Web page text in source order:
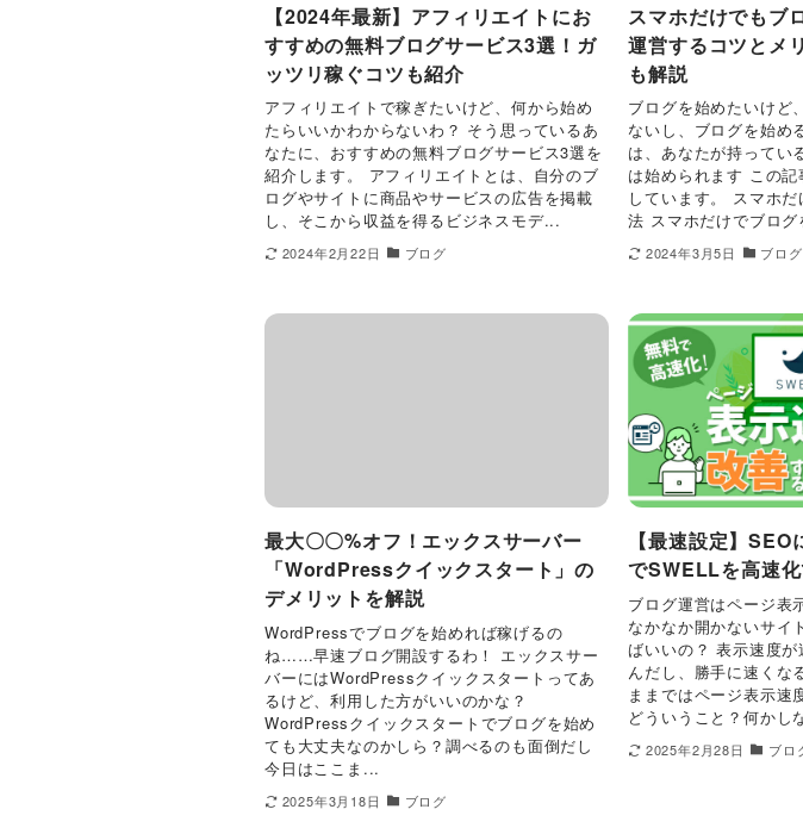
【2024年最新】アフィリエイトにお
すすめの無料ブログサービス3選！ガ
ッツリ稼ぐコツも紹介
アフィリエイトで稼ぎたいけど、何から始め
たらいいかわからないわ？ そう思っているあ
なたに、おすすめの無料ブログサービス3選を
紹介します。 アフィリエイトとは、自分のブ
ログやサイトに商品やサービスの広告を掲載
し、そこから収益を得るビジネスモデ...
2024年2月22日 ブログ
スマホだけでもブ
運営するコツとメ
も解説
ブログを始めたいけど
ないし、ブログを始
は、あなたが持ってい
は始められます この
しています。 スマホ
法 スマホだけでブロ
2024年3月5日 ブログ
最大〇〇%オフ！エックスサーバー
「WordPressクイックスタート」の
デメリットを解説
WordPressでブログを始めれば稼げるの
ね……早速ブログ開設するわ！ エックスサー
バーにはWordPressクイックスタートってあ
るけど、利用した方がいいのかな？
WordPressクイックスタートでブログを始め
ても大丈夫なのかしら？調べるのも面倒だし
今日はここま...
2025年3月18日 ブログ
【最速設定】
でSWELLを高速
ブログ運営はページ表
なかなか開かないサイ
ばいいの？ 表示速度
んだし、勝手に速くな
ままではページ表示速
どういうこと？何かし
2025年2月28日 ブロ